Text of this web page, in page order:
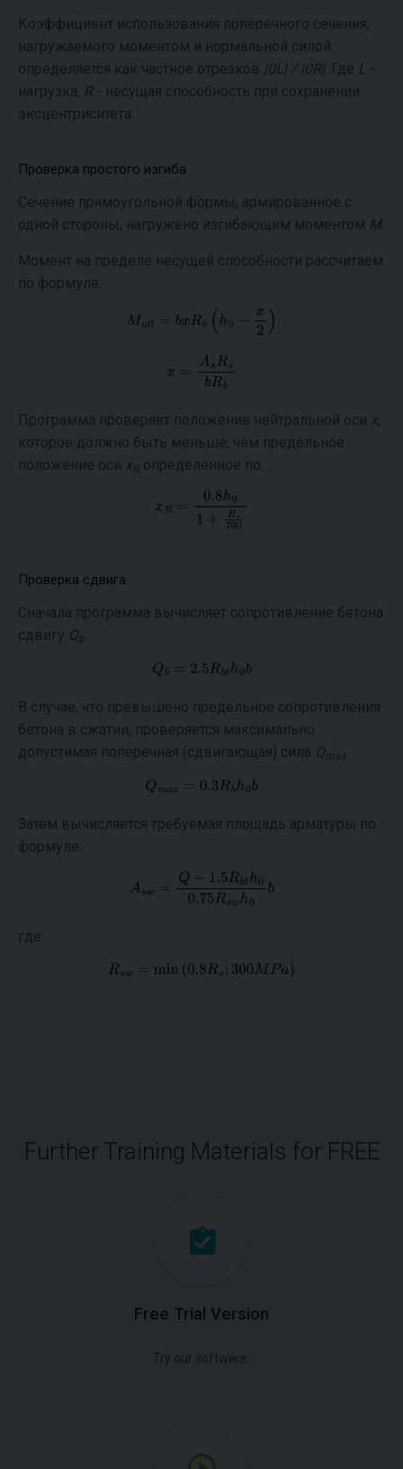
Коэффициент использования поперечного сечения,
нагружаемого моментом и нормальной силой
определяется как частное отрезков |0L| / |0R|. Где L -
нагрузка, R- несущая способность при сохранении
эксцентриситета.
Проверка простого изгиба
Сечение прямоугольной формы, армированное с
одной стороны, нагружено изгибающим моментом M.
Момент на пределе несущей способности рассчитаем
по формуле:
Программа проверяет положение нейтральной оси x,
которое должно быть меньше, чем предельное
положение оси x R, определённое по:
Проверка сдвига
Сначала программа вычисляет сопротивление бетона
сдвигу Qb
В случае, что превышено предельное сопротивления
бетона в сжатии, проверяется максимально
допустимая поперечная (сдвигающая) сила Qmax
Затем вычисляется требуемая площадь арматуры по
формуле:
где:
Further Training Materials for FREE
Free Trial Version